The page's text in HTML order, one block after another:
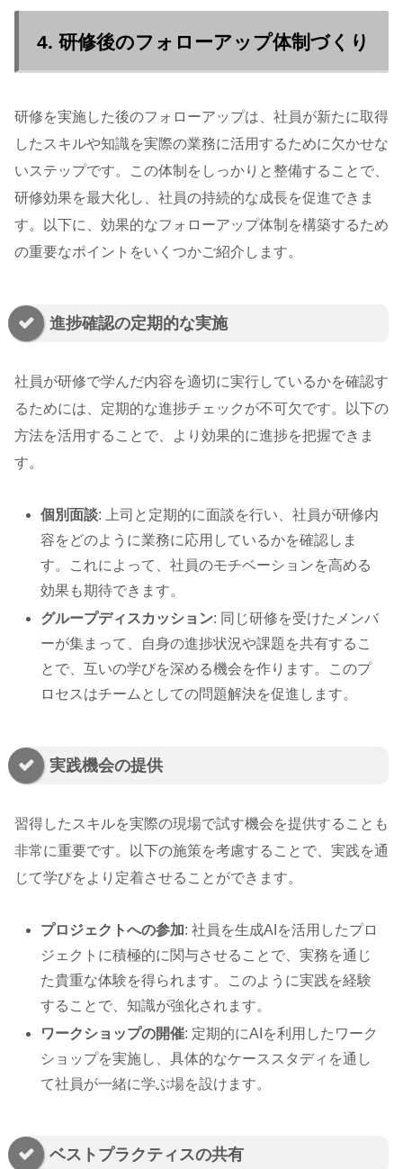
4. 研修後のフォローアップ体制づくり
研修を実施した後のフォローアップは、社員が新たに取得
したスキルや知識を実際の業務に活用するために欠かせな
いステップです。この体制をしっかりと整備することで、
研修効果を最大化し、社員の持続的な成長を促進できま
す。以下に、効果的なフォローアップ体制を構築するため
の重要なポイントをいくつかご紹介します。
進捗確認の定期的な実施
社員が研修で学んだ内容を適切に実行しているかを確認す
るためには、定期的な進捗チェックが不可欠です。以下の
方法を活用することで、より効果的に進捗を把握できま
す。
個別面談: 上司と定期的に面談を行い、社員が研修内
容をどのように業務に応用しているかを確認しま
す。これによって、社員のモチベーションを高める
効果も期待できます。
グループディスカッション: 同じ研修を受けたメンバ
ーが集まって、自身の進捗状況や課題を共有するこ
とで、互いの学びを深める機会を作ります。このプ
ロセスはチームとしての問題解決を促進します。
実践機会の提供
習得したスキルを実際の現場で試す機会を提供することも
非常に重要です。以下の施策を考慮することで、実践を通
じて学びをより定着させることができます。
プロジェクトへの参加: 社員を生成AIを活用したプロ
ジェクトに積極的に関与させることで、実務を通じ
た貴重な体験を得られます。このように実践を経験
することで、知識が強化されます。
ワークショップの開催: 定期的にAIを利用したワーク
ショップを実施し、具体的なケーススタディを通し
て社員が一緒に学ぶ場を設けます。
ベストプラクティスの共有